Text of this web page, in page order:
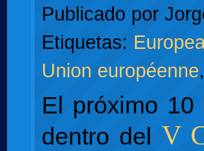
Publicado por
Etiquetas:
Union européenne,
El próximo
dentro del
V